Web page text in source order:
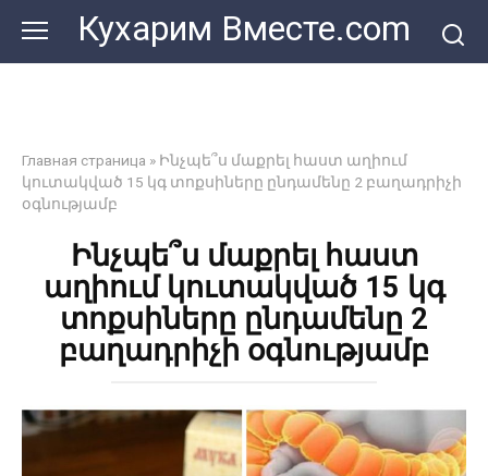
контенту
Кухарим Вместе.com
Главная страница » Ինչպե՞ս մաքրել հաստ աղիում
կուտակված 15 կգ տոքսիները ընդամենը 2 բաղադրիչի
օգնությամբ
Ինչպե՞ս մաքրել հաստ
աղիում կուտակված 15 կգ
տոքսիները ընդամենը 2
բաղադրիչի օգնությամբ